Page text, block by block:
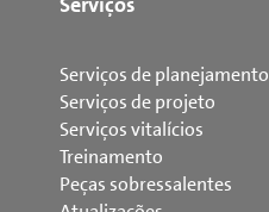
Serviços de planejamento
Serviços de projeto
Serviços vitalícios
Treinamento
Peças sobressalentes